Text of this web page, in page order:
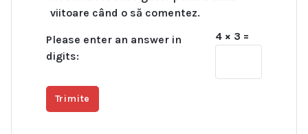
viitoare când o să comentez.
Please enter an answer in
digits:
4 × 3 =